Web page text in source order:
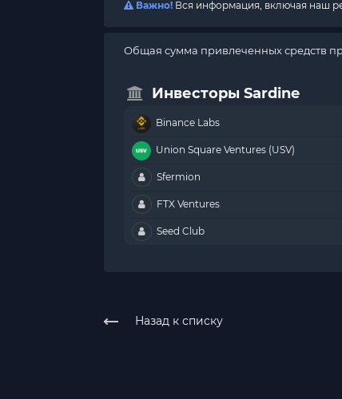
Важно! Вся информация, включая наш
Общая сумма привлеченных средств
Инвесторы Sardine
Binance Labs
Union Square Ventures (USV)
Sfermion
FTX Ventures
Seed Club
Назад к списку